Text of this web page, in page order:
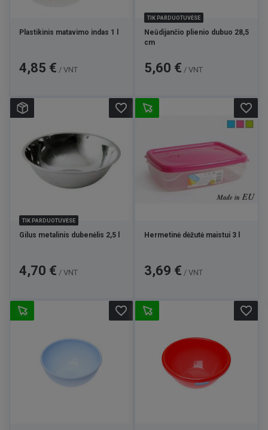
Plastikinis matavimo indas 1 l
Kaina
4,85 € / VNT
TIK PARDUOTUVĖSE
Neūdijančio plienio dubuo 28,5
cm
Kaina
5,60 € / VNT
TIK PARDUOTUVĖSE
Gilus metalinis dubenėlis 2,5 l
Kaina
4,70 € / VNT
favorite_border
Hermetinė dėžutė maistui 3 l
Kaina
3,69 € / VNT
favorite_border
favorite_border favorite_border